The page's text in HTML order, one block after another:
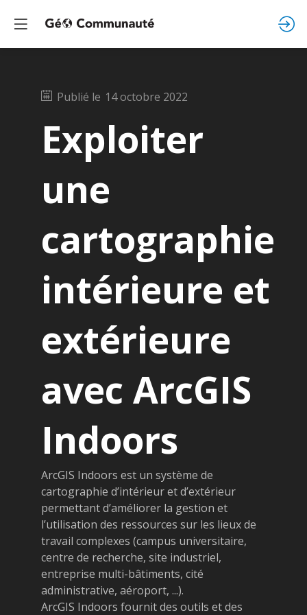
Publié le 14 octobre 2022
Exploiter
une
cartographie
intérieure et
extérieure
avec ArcGIS
Indoors
ArcGIS Indoors est un système de
cartographie d’intérieur et d’extérieur
permettant d’améliorer la gestion et
l’utilisation des ressources sur les lieux de
travail complexes (campus universitaire,
centre de recherche, site industriel,
entreprise multi-bâtiments, cité
administrative, aéroport, ...).
ArcGIS Indoors fournit des outils et des